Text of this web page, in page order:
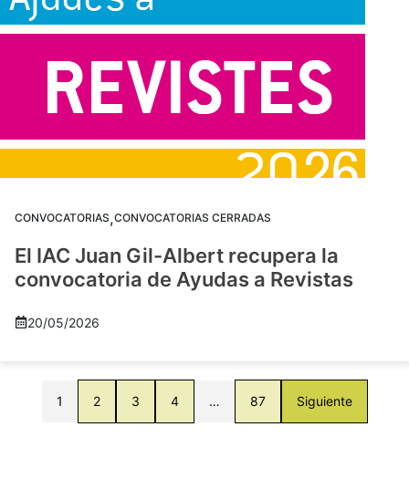
CONVOCATORIAS,CONVOCATORIAS CERRADAS
El IAC Juan Gil-Albert recupera la
convocatoria de Ayudas a Revistas
20/05/2026
1 2 3 4 … 87 Siguiente